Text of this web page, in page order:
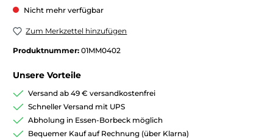
Nicht mehr verfügbar
Zum Merkzettel hinzufügen
Produktnummer: 01MM0402
Unsere Vorteile
Versand ab 49 € versandkostenfrei
Schneller Versand mit UPS
Abholung in Essen-Borbeck möglich
Bequemer Kauf auf Rechnung (über Klarna)